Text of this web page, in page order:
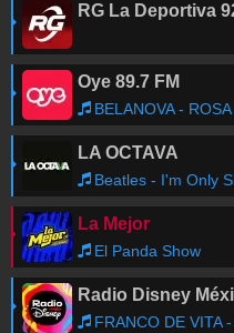
RG La Deportiva
Oye 89.7 FM
BELANOVA - ROSA
LA OCTAVA
Beatles - I'm Only
La Mejor
El Panda Show
Radio Disney
FRANCO DE VITA